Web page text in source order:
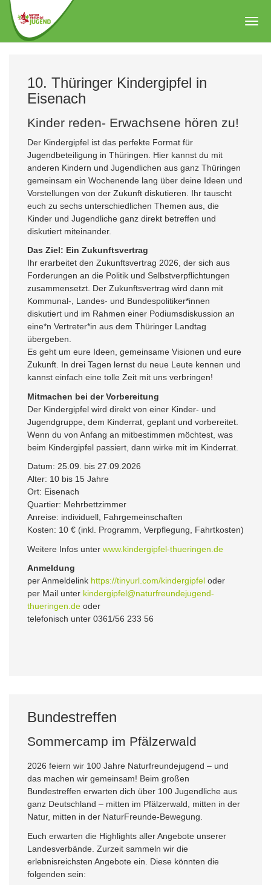
Zum
Hauptinhalt
springen
10. Thüringer Kindergipfel in
Eisenach
Kinder reden- Erwachsene hören zu!
Der Kindergipfel ist das perfekte Format für
Jugendbeteiligung in Thüringen. Hier kannst du mit
anderen Kindern und Jugendlichen aus ganz Thüringen
gemeinsam ein Wochenende lang über deine Ideen und
Vorstellungen von der Zukunft diskutieren. Ihr tauscht
euch zu sechs unterschiedlichen Themen aus, die
Kinder und Jugendliche ganz direkt betreffen und
diskutiert miteinander.
Das Ziel: Ein Zukunftsvertrag
Ihr erarbeitet den Zukunftsvertrag 2026, der sich aus
Forderungen an die Politik und Selbstverpflichtungen
zusammensetzt. Der Zukunftsvertrag wird dann mit
Kommunal-, Landes- und Bundespolitiker*innen
diskutiert und im Rahmen einer Podiumsdiskussion an
eine*n Vertreter*in aus dem Thüringer Landtag
übergeben.
Es geht um eure Ideen, gemeinsame Visionen und eure
Zukunft. In drei Tagen lernst du neue Leute kennen und
kannst einfach eine tolle Zeit mit uns verbringen!
Mitmachen bei der Vorbereitung
Der Kindergipfel wird direkt von einer Kinder- und
Jugendgruppe, dem Kinderrat, geplant und vorbereitet.
Wenn du von Anfang an mitbestimmen möchtest, was
beim Kindergipfel passiert, dann wirke mit im Kinderrat.
Datum: 25.09. bis 27.09.2026
Alter: 10 bis 15 Jahre
Ort: Eisenach
Quartier: Mehrbettzimmer
Anreise: individuell, Fahrgemeinschaften
Kosten: 10 € (inkl. Programm, Verpflegung, Fahrtkosten)
Weitere Infos unter www.kindergipfel-thueringen.de
Anmeldung
per Anmeldelink https://tinyurl.com/kindergipfel oder
per Mail unter kindergipfel@naturfreundejugend-
thueringen.de oder
telefonisch unter 0361/56 233 56
Bundestreffen
Sommercamp im Pfälzerwald
2026 feiern wir 100 Jahre Naturfreundejugend – und
das machen wir gemeinsam! Beim großen
Bundestreffen erwarten dich über 100 Jugendliche aus
ganz Deutschland – mitten im Pfälzerwald, mitten in der
Natur, mitten in der NaturFreunde-Bewegung.
Euch erwarten die Highlights aller Angebote unserer
Landesverbände. Zurzeit sammeln wir die
erlebnisreichsten Angebote ein. Diese könnten die
folgenden sein: